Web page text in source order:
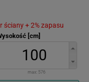
ściany + 2% zapasu
[cm]
max: 576